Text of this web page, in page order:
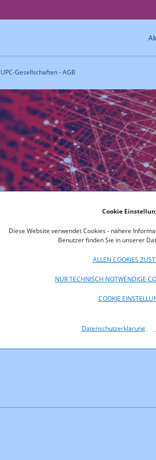
Cookie
Diese Website verwendet Cookies - nähere
Benutzer finden Sie in unserer
ALLEN COOKIES
NUR TECHNISCH NOTWENDIGE
COOKIE
Datenschutzerklärung
Gesellschaften - AGB
- AGB